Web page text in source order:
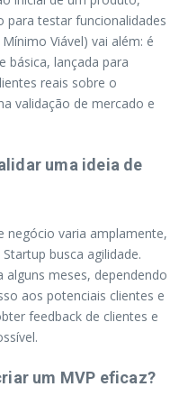
para testar funcionalidades
Viável) vai além: é
básica, lançada para
reais sobre o
validação de mercado e
uma ideia de
negócio varia amplamente,
busca agilidade.
alguns meses, dependendo
aos potenciais clientes e
feedback de clientes e
um MVP eficaz?